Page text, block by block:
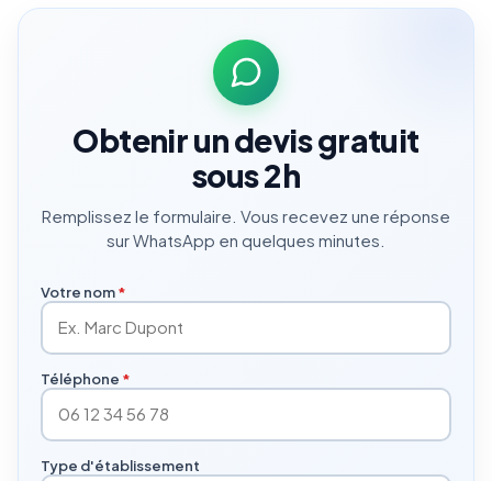
Obtenir un devis gratuit
sous 2h
Remplissez le formulaire. Vous recevez une réponse
sur WhatsApp en quelques minutes.
Votre nom*
Téléphone *
Type d'établissement